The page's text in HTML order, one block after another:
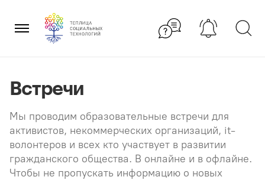
содержанию
×
Встречи
Мы проводим образовательные встречи для
активистов, некоммерческих организаций, it-
волонтеров и всех кто участвует в развитии
гражданского общества. В онлайне и в офлайне.
Чтобы не пропускать информацию о новых